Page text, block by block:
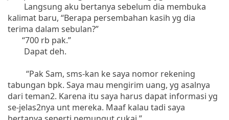
Langsung aku bertanya sebelum dia membuka
kalimat baru, “Berapa persembahan kasih yg dia
terima dalam sebulan?”
“700 rb pak.”
Dapat deh.
“Pak Sam, sms-kan ke saya nomor rekening
tabungan bpk. Saya mau mengirim uang, yg asalnya
dari teman2. Karena itu saya harus dapat informasi yg
se-jelas2nya unt mereka. Maaf kalau tadi saya